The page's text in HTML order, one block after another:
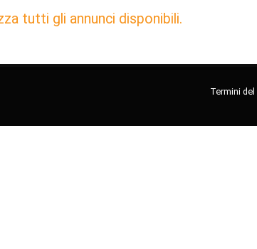
tutti gli annunci disponibili.
Termini